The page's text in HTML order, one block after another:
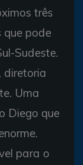
três
que pode
Sudeste.
diretoria
Uma
Diego que
para o